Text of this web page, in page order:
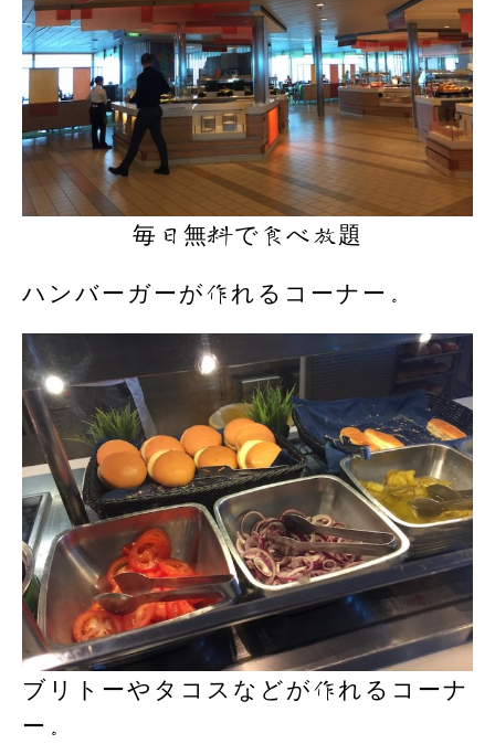
毎日無料で食べ放題
ハンバーガーが作れるコーナー。
ブリトーやタコスなどが作れるコーナ
ー。